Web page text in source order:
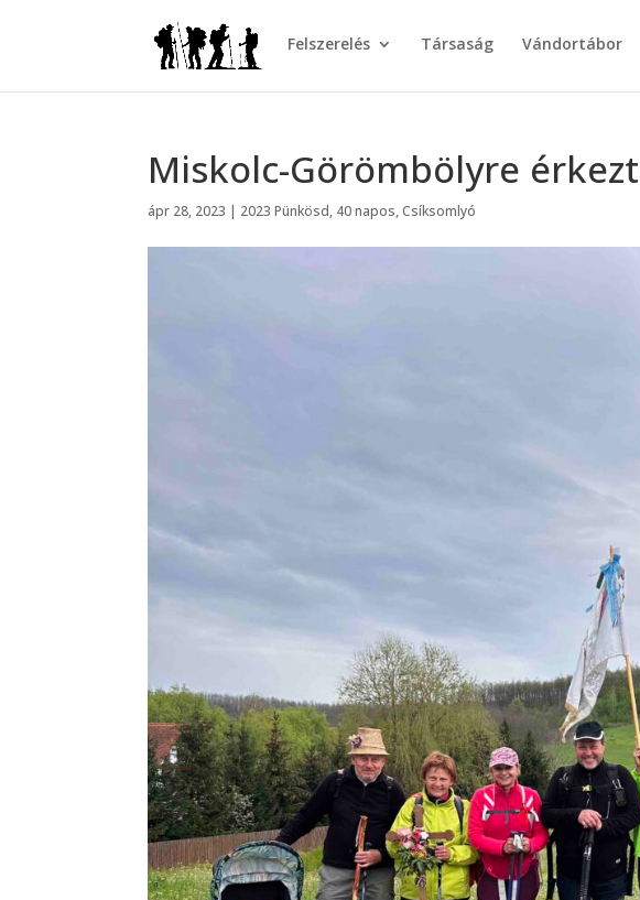
Felszerelés Társaság Vándortábor
Miskolc-Görömbölyre
ápr 28, 2023 | 2023 Pünkösd, 40 napos,Csíksomlyó